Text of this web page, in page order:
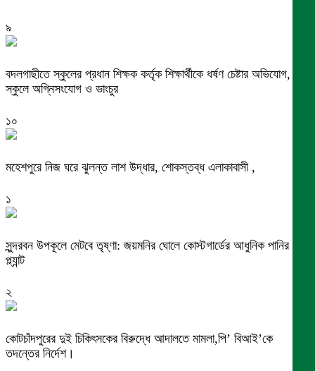
৯
বদলগাছীতে স্কুলের প্রধান শিক্ষক কর্তৃক শিক্ষার্থীকে ধর্ষণ চেষ্টার অভিযোগ,
স্কুলে অগ্নিসংযোগ ও ভাংচুর
১০
মহেশপুরে নিজ ঘরে ঝুলন্ত লাশ উদ্ধার, শোকস্তব্ধ এলাকাবাসী ,
১
সুন্দরবন উপকূলে মেটবে তৃষ্ণা: জয়মনির ঘোলে কোস্টগার্ডের আধুনিক পানির
প্ল্যান্ট
২
কোটচাঁদপুরের দুই চিকিৎসকের বিরুদ্ধে আদালতে মামলা,পি’ বিআই’কে
তদন্তের নির্দেশ।